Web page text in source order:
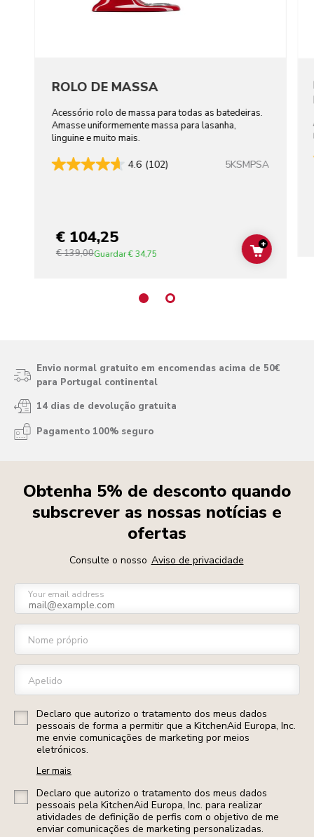
ROLO DE MASSA
Acessório rolo de massa para todas as batedeiras.
Amasse uniformemente massa para lasanha,
linguine e muito mais.
4.6 (102) 5KSMPSA
€ 104,25
€ 139,00Guardar€ 34,75 ADD TO
+
Envio normal gratuito em encomendas acima de 50€
para Portugal continental
14 dias de devolução gratuita
Pagamento 100% seguro
Obtenha 5% de desconto quando
subscrever as nossas notícias e
ofertas
Consulte o nosso Aviso de privacidade
Your email address
Nome próprio
Apelido
Declaro que autorizo o tratamento dos meus dados
pessoais de forma a permitir que a KitchenAid Europa, Inc.
me envie comunicações de marketing por meios
eletrónicos.
Ler mais
Declaro que autorizo o tratamento dos meus dados
pessoais pela KitchenAid Europa, Inc. para realizar
atividades de definição de perfis com o objetivo de me
enviar comunicações de marketing personalizadas.